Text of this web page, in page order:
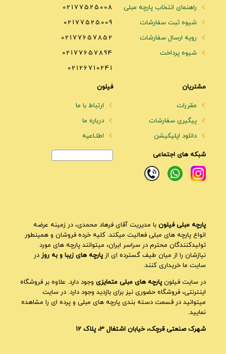
راهنمای انتخاب پارچه مبلی
شیوه ثبت سفارشات
رویه ارسال سفارشات
شیوه پرداخت
02177525008
02177525009
02177657852
02177657894
02126710241
مشتریان
مقررات
پیگیری سفارشات
دانلود اپلیکیشن
فیلون
ارتباط با ما
درباره ما
اطلـاعیه
شبکه های اجتماعی
پارچه مبلی فیلون با مدیریت آقای فرهاد محمدی، در زمینه عرضه
انواع پارچه های مبلی فعالیت میکند. کلیه خرده فروشان و همینطور
تولیدکنندگان محترم در سراسر ایران، میتوانند پارچه های مورد
نیازشان را از میان طیف گسترده ای ازپارچه های زیبا و به روز در
سایت ما خریداری کنند.
در سایت فیلونپارچه های مبلی متمایزی وجود دارد. علاوه بر فروشگاه
اینترنتی، فروشگاه حضوری نیز برای بازدید وجود دارد. در سایت
میتوانید در قسمت دسته بندی پارچه های مبلی و پرده ای را مشاهده
نمایید.
شهرک صنعتی قرچک، خیابان اشتغال 3، پلاک 12